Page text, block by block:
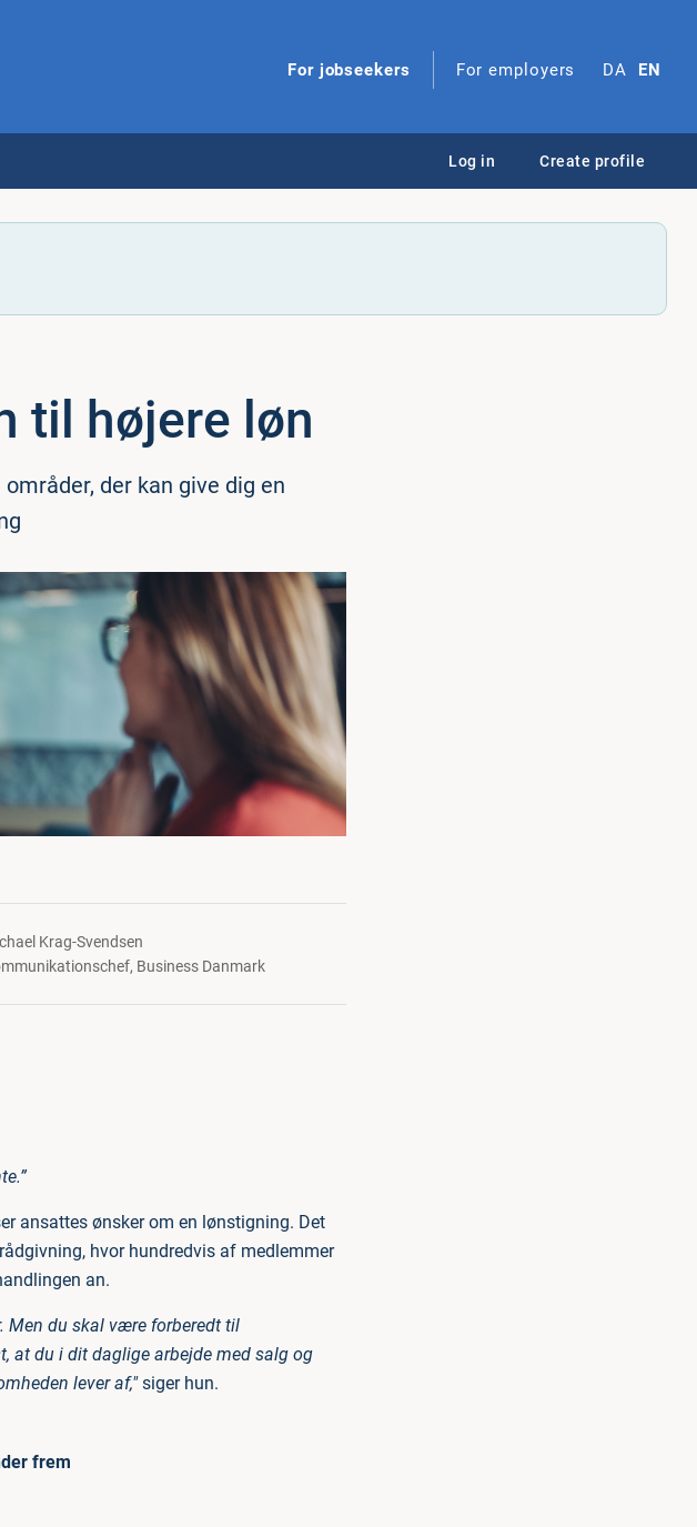
For jobseekers For employers DA EN
Log in Create profile
til højere løn
der kan give dig en
Krag-Svendsen
, Business Danmark
ansattes ønsker om en lønstigning. Det
hvor hundredvis af medlemmer
an.
Men du skal være forberedt til
at du i dit daglige arbejde med salg og
lever af,"siger hun.
frem